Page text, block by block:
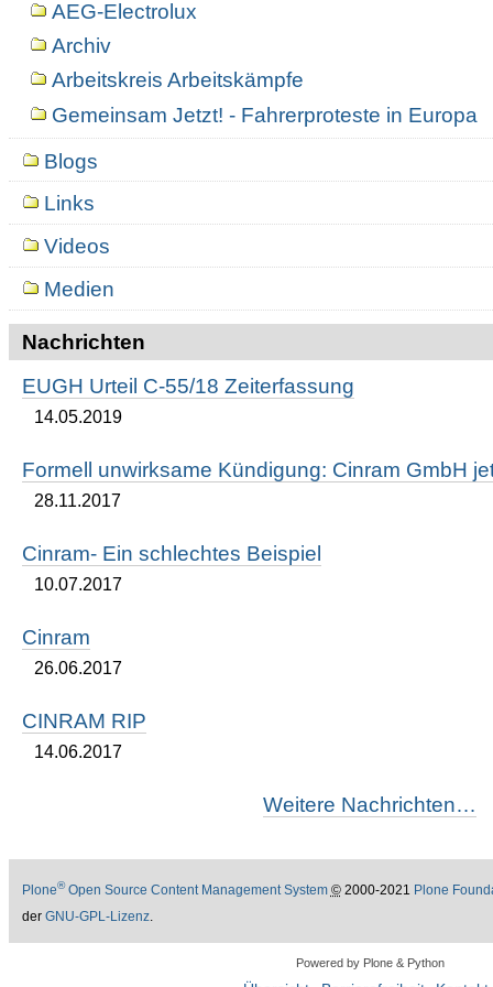
AEG-Electrolux
Archiv
Arbeitskreis Arbeitskämpfe
Gemeinsam Jetzt! - Fahrerproteste in Europa
Blogs
Links
Videos
Medien
Nachrichten
EUGH Urteil C-55/18 Zeiterfassung
14.05.2019
Formell unwirksame Kündigung: Cinram GmbH
28.11.2017
Cinram- Ein schlechtes Beispiel
10.07.2017
Cinram
26.06.2017
CINRAM RIP
14.06.2017
Weitere Nachrichten…
Plone®Open Source Content Management System ©2000-2021 Plone
der GNU-GPL-Lizenz.
Powered by Plone & Python